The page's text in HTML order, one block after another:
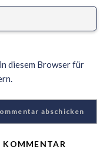
diesem Browser für
KOMMENTAR